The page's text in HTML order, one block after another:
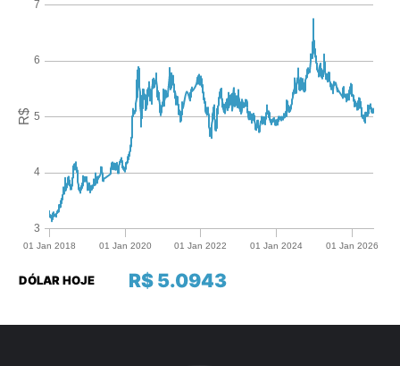
R$ 5.0943
DÓLAR HOJE